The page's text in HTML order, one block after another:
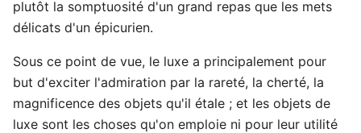
plutôt la somptuosité d'un grand repas que les mets
délicats d'un épicurien.
Sous ce point de vue, le luxe a principalement pour
but d'exciter l'admiration par la rareté, la cherté, la
magnificence des objets qu'il étale ; et les objets de
luxe sont les choses qu'on emploie ni pour leur utilité